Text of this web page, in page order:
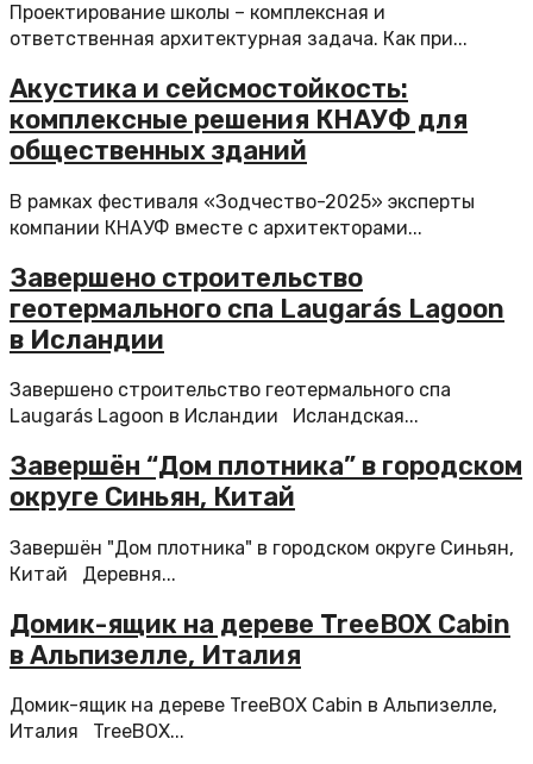
Проектирование школы – комплексная и
ответственная архитектурная задача. Как при...
​Акустика и сейсмостойкость:
комплексные решения КНАУФ для
общественных зданий
В рамках фестиваля «Зодчество-2025» эксперты
компании КНАУФ вместе с архитекторами...
Завершено строительство
геотермального спа Laugarás Lagoon
в Исландии
Завершено строительство геотермального спа
Laugarás Lagoon в Исландии Исландская...
Завершён “Дом плотника” в городском
округе Синьян, Китай
Завершён "Дом плотника" в городском округе Синьян,
Китай Деревня...
Домик-ящик на дереве TreeBOX Cabin
в Альпизелле, Италия
Домик-ящик на дереве TreeBOX Cabin в Альпизелле,
Италия TreeBOX...